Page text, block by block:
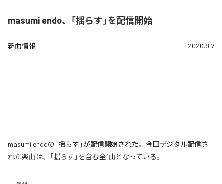
masumi endo、「揺らす」を配信開始
新曲情報 2026.8.7
masumi endoの「揺らす」が配信開始された。今回デジタル配信さ
れた楽曲は、「揺らす」を含む全1曲となっている。